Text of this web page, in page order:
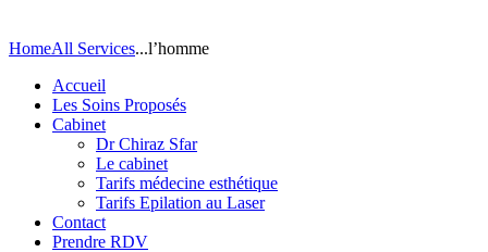
HomeAll Services...l’homme
Accueil
Les Soins Proposés
Cabinet
Dr Chiraz Sfar
Le cabinet
Tarifs médecine esthétique
Tarifs Epilation au Laser
Contact
Prendre RDV